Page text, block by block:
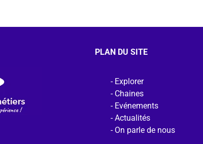
PLAN DU SITE
Explorer
Chaines
Evénements
Actualités
On parle de nous